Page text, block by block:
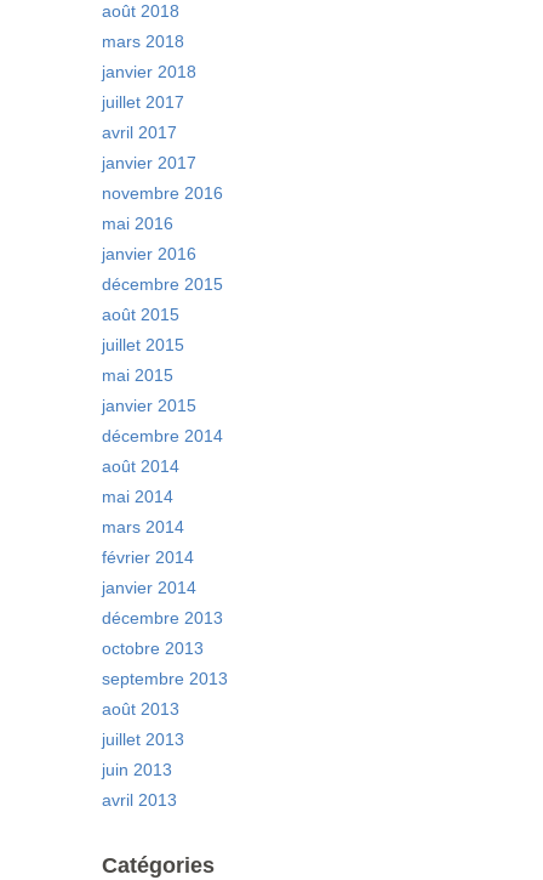
août 2018
mars 2018
janvier 2018
juillet 2017
avril 2017
janvier 2017
novembre 2016
mai 2016
janvier 2016
décembre 2015
août 2015
juillet 2015
mai 2015
janvier 2015
décembre 2014
août 2014
mai 2014
mars 2014
février 2014
janvier 2014
décembre 2013
octobre 2013
septembre 2013
août 2013
juillet 2013
juin 2013
avril 2013
Catégories